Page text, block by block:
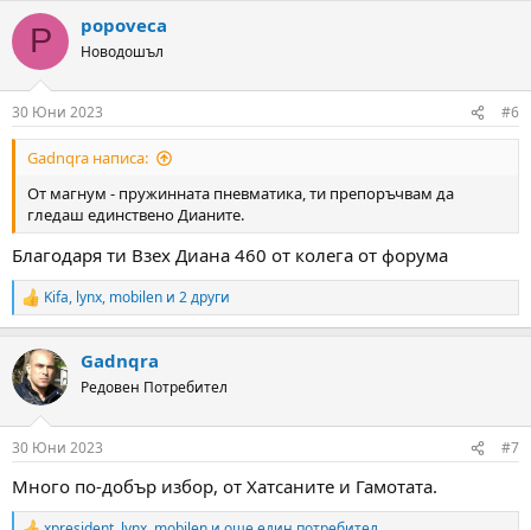
c
i
s
:
P popoveca
Новодошъл
30 Юни 2023 #6
Gadnqra написа:
От магнум - пружинната пневматика, ти препоръчвам да
гледаш единствено Дианите.
Благодаря ти Взех Диана 460 от колега от форума
R
e
c
t
i
s
Kifa, lynx, mobilen и 2 други
Gadnqra
Редовен Потребител
30 Юни 2023 #7
Много по-добър избор, от Хатсаните и Гамотата.